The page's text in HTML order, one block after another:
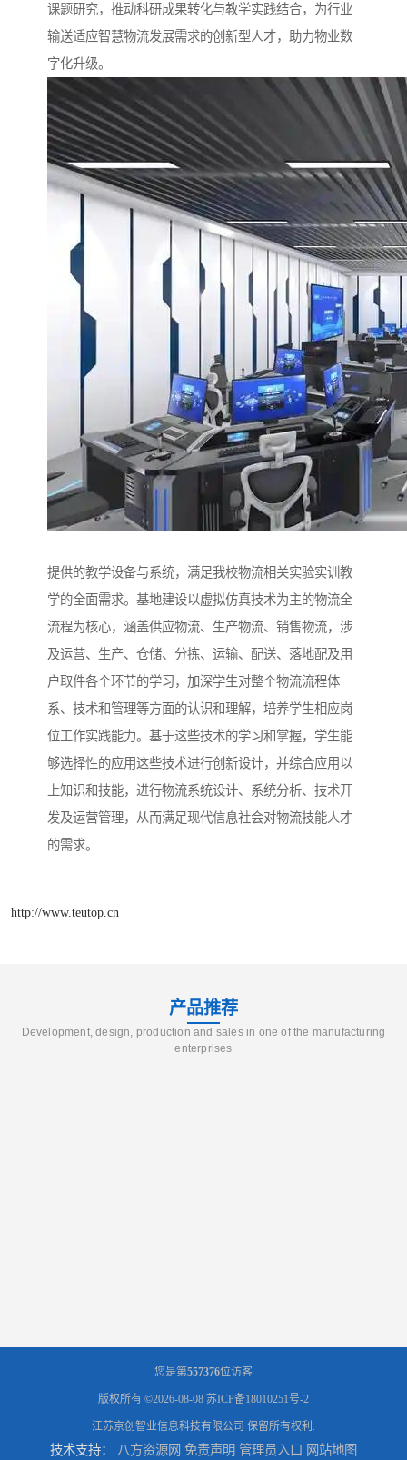
课题研究，推动科研成果转化与教学实践结合，为行业
输送适应智慧物流发展需求的创新型人才，助力物业数
字化升级。​
提供的教学设备与系统，满足我校物流相关实验实训教
学的全面需求。基地建设以虚拟仿真技术为主的物流全
流程为核心，涵盖供应物流、生产物流、销售物流，涉
及运营、生产、仓储、分拣、运输、配送、落地配及用
户取件各个环节的学习，加深学生对整个物流流程体
系、技术和管理等方面的认识和理解，培养学生相应岗
位工作实践能力。基于这些技术的学习和掌握，学生能
够选择性的应用这些技术进行创新设计，并综合应用以
上知识和技能，进行物流系统设计、系统分析、技术开
发及运营管理，从而满足现代信息社会对物流技能人才
的需求。
http://www.teutop.cn
产品推荐
Development, design, production and sales in one of the manufacturing
enterprises
您是第557376位访客
版权所有 ©2026-08-08 苏ICP备18010251号-2
江苏京创智业信息科技有限公司 保留所有权利.
技术支持： 八方资源网 免责声明 管理员入口 网站地图